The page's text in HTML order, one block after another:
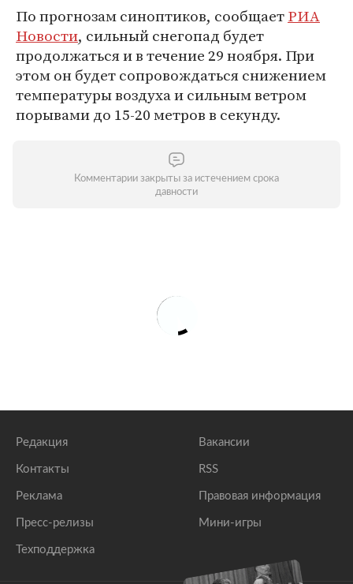
По прогнозам синоптиков, сообщаетРИА
Новости, сильный снегопад будет
продолжаться и в течение 29 ноября. При
этом он будет сопровождаться снижением
температуры воздуха и сильным ветром
порывами до 15-20 метров в секунду.
Комментарии закрыты за истечением срока
давности
Редакция
Контакты
Реклама
Пресс-релизы
Техподдержка
Вакансии
RSS
Правовая информация
Мини-игры